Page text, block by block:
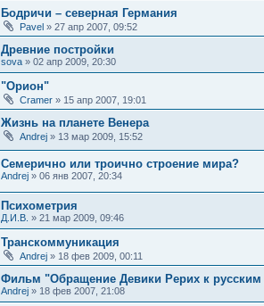
Бодричи – северная Германия
Pavel » 27 апр 2007, 09:52
Древние постройки
sova » 02 апр 2009, 20:30
"Орион"
Cramer » 15 апр 2007, 19:01
Жизнь на планете Венера
Andrej » 13 мар 2009, 15:52
Семерично или троично строение мира?
Andrej » 06 янв 2007, 20:34
Психометрия
Д.И.В. » 21 мар 2009, 09:46
Транскоммуникация
Andrej » 18 фев 2009, 00:11
Фильм "Обращение Девики Рерих к
Andrej » 18 фев 2007, 21:08